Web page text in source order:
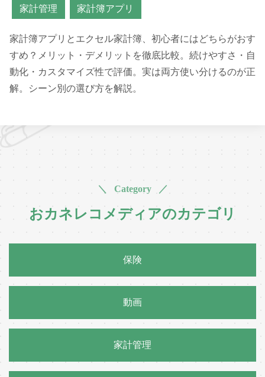
家計管理 家計簿アプリ
家計簿アプリとエクセル家計簿、初心者にはどちらがおす
すめ？メリット・デメリットを徹底比較。続けやすさ・自
動化・カスタマイズ性で評価。実は両方使い分けるのが正
解。シーン別の選び方を解説。
＼ Category ／
おカネレコメディアのカテゴリ
保険
動画
家計管理